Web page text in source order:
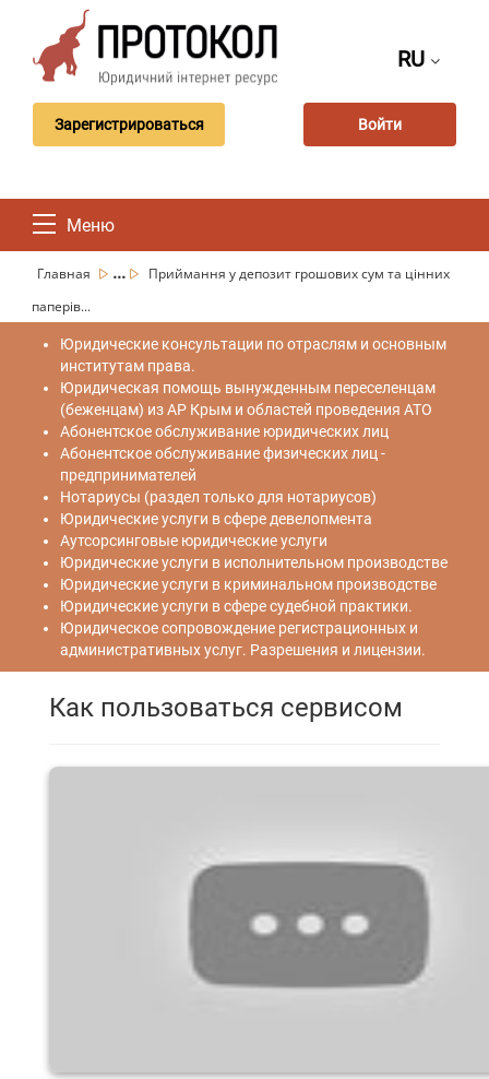
RU
Зарегистрироваться Войти
Меню
Главная ...
Приймання у депозит грошових сум та цінних
паперів...
Юридические консультации по отраслям и основным
институтам права.
Юридическая помощь вынужденным переселенцам
(беженцам) из АР Крым и областей проведения АТО
Абонентское обслуживание юридических лиц
Абонентское обслуживание физических лиц -
предпринимателей
Нотариусы (раздел только для нотариусов)
Юридические услуги в сфере девелопмента
Аутсорсинговые юридические услуги
Юридические услуги в исполнительном производстве
Юридические услуги в криминальном производстве
Юридические услуги в сфере судебной практики.
Юридическое сопровождение регистрационных и
административных услуг. Разрешения и лицензии.
Как пользоваться сервисом